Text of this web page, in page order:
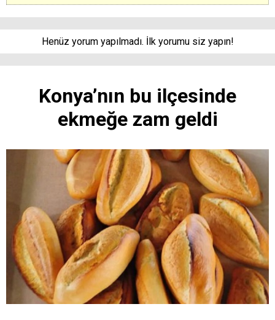
Henüz yorum yapılmadı. İlk yorumu siz yapın!
Konya’nın bu ilçesinde
ekmeğe zam geldi